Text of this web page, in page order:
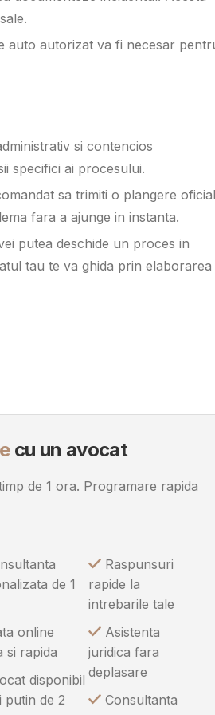
auto autorizat va fi necesar
si contencios
specifici ai procesului.
sa trimiti o plangere
fara a ajunge in instanta.
putea deschide un proces in
tau te va ghida prin elaborarea
cu un avocat
de 1 ora. Programare rapida
de 1
online
si rapida
disponibil
putin de 2
Raspunsuri
rapide la
intrebarile tale
Asistenta
juridica fara
deplasare
Consultanta